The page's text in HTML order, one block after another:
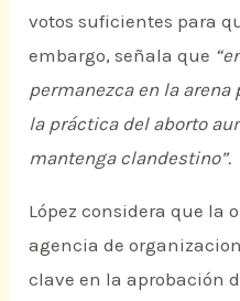
votos suficientes para
embargo, señala que
permanezca en la
la práctica del aborto
mantenga clandestino”.
López considera que la
agencia de
clave en la aprobación